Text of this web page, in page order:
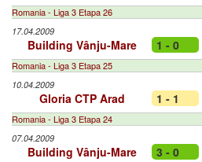
Romania - Liga 3 Etapa 26
17.04.2009
Building Vânju-Mare 1 - 0
Romania - Liga 3 Etapa 25
10.04.2009
Gloria CTP Arad 1 - 1
Romania - Liga 3 Etapa 24
07.04.2009
Building Vânju-Mare 3 - 0